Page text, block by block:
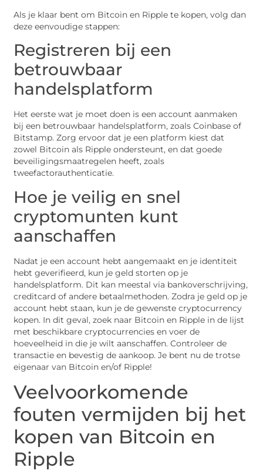
Als je klaar bent om Bitcoin en Ripple te kopen, volg dan
deze eenvoudige stappen:
Registreren bij een
betrouwbaar
handelsplatform
Het eerste wat je moet doen is een account aanmaken
bij een betrouwbaar handelsplatform, zoals Coinbase of
Bitstamp. Zorg ervoor dat je een platform kiest dat
zowel Bitcoin als Ripple ondersteunt, en dat goede
beveiligingsmaatregelen heeft, zoals
tweefactorauthenticatie.
Hoe je veilig en snel
cryptomunten kunt
aanschaffen
Nadat je een account hebt aangemaakt en je identiteit
hebt geverifieerd, kun je geld storten op je
handelsplatform. Dit kan meestal via bankoverschrijving,
creditcard of andere betaalmethoden. Zodra je geld op je
account hebt staan, kun je de gewenste cryptocurrency
kopen. In dit geval, zoek naar Bitcoin en Ripple in de lijst
met beschikbare cryptocurrencies en voer de
hoeveelheid in die je wilt aanschaffen. Controleer de
transactie en bevestig de aankoop. Je bent nu de trotse
eigenaar van Bitcoin en/of Ripple!
Veelvoorkomende
fouten vermijden bij het
kopen van Bitcoin en
Ripple